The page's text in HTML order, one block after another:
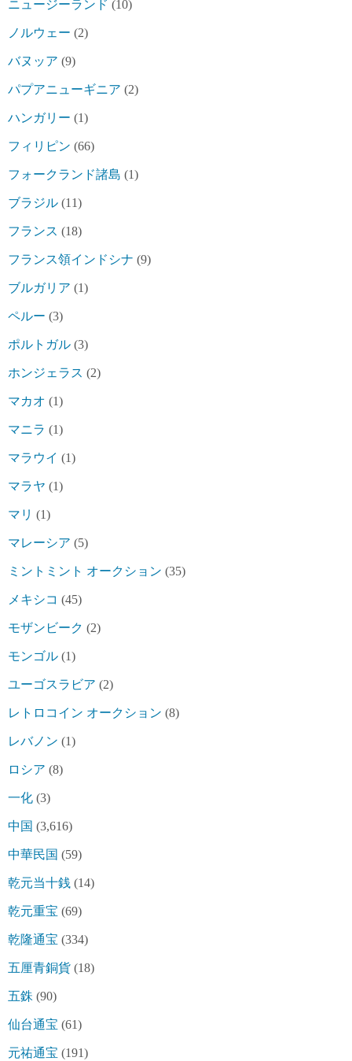
ニュージーランド (10)
ノルウェー (2)
バヌッア (9)
パプアニューギニア (2)
ハンガリー (1)
フィリピン (66)
フォークランド諸島 (1)
ブラジル (11)
フランス (18)
フランス領インドシナ (9)
ブルガリア (1)
ペルー (3)
ポルトガル (3)
ホンジェラス (2)
マカオ (1)
マニラ (1)
マラウイ (1)
マラヤ (1)
マリ (1)
マレーシア (5)
ミントミント オークション (35)
メキシコ (45)
モザンビーク (2)
モンゴル (1)
ユーゴスラビア (2)
レトロコイン オークション (8)
レバノン (1)
ロシア (8)
一化 (3)
中国 (3,616)
中華民国 (59)
乾元当十銭 (14)
乾元重宝 (69)
乾隆通宝 (334)
五厘青銅貨 (18)
五銖 (90)
仙台通宝 (61)
元祐通宝 (191)